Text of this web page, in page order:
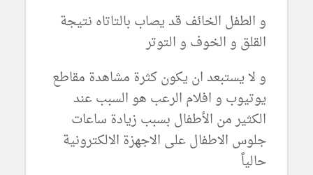
و الطفل الخائف قد يصاب بالتاتاه نتيجة
القلق و الخوف و التوتر
و لا يستبعد ان يكون كثرة مشاهدة مقاطع
يوتيوب و افلام الرعب هو السبب عند
الكثير من الأطفال بسبب زيادة ساعات
جلوس الاطفال على الاجهزة الالكترونية
حالياً